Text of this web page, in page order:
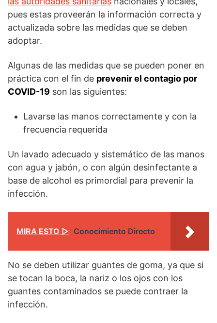
pues estas proveerán la información correcta y
actualizada sobre las medidas que se deben
adoptar.
Algunas de las medidas que se pueden poner en
práctica con el fin de prevenir el contagio por
COVID-19 son las siguientes:
Lavarse las manos correctamente y con la
frecuencia requerida
Un lavado adecuado y sistemático de las manos
con agua y jabón, o con algún desinfectante a
base de alcohol es primordial para prevenir la
infección.
MIRA ESTO ▷ Conocimiento Directo
No se deben utilizar guantes de goma, ya que si
se tocan la boca, la nariz o los ojos con los
guantes contaminados se puede contraer la
infección.